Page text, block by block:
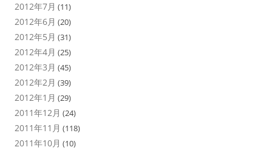
2012年7月 (11)
2012年6月 (20)
2012年5月 (31)
2012年4月 (25)
2012年3月 (45)
2012年2月 (39)
2012年1月 (29)
2011年12月 (24)
2011年11月 (118)
2011年10月 (10)